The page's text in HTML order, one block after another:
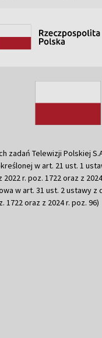
zadań Telewizji Polskiej
w art. 21 ust. 1
r. poz. 1722 oraz z
w art. 31 ust. 2 ustawy z
1722 oraz z 2024 r. poz. 96)